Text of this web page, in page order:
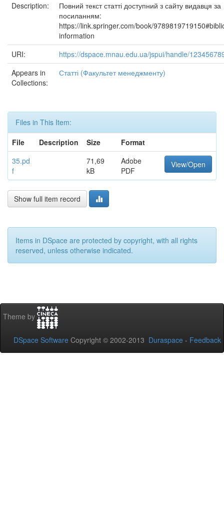
Description:
Повний текст статті доступний з сайту видавця за
посиланням:
https://link.springer.com/book/
information
URI:
https://dspace.mnau.edu.ua/jspui/handle/
Appears in
Collections:
Статті (Факультет менеджменту)
Files in This Item:
File
Description Size
Format
35.pd
f
71,69
kB
Adobe
PDF
View/Open
Show full item record
Items in DSpace are protected by copyright, with all rights
reserved, unless otherwise indicated.
Theme by
DSpace Software Copyright © 2002-2013 Duraspace - Feedback